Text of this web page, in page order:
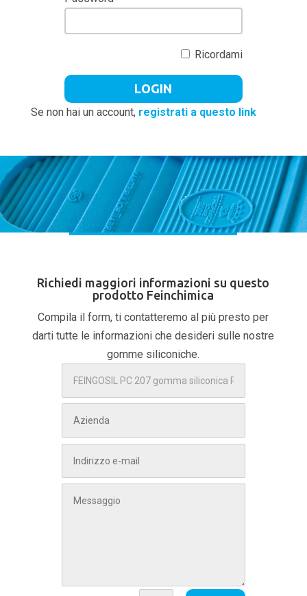
Ricordami
Se non hai un account, registrati a questo link
Richiedi maggiori informazioni su questo
prodotto Feinchimica
Compila il form, ti contatteremo al più presto per
darti tutte le informazioni che desideri sulle nostre
gomme siliconiche.